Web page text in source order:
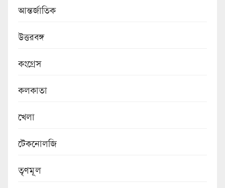
আন্তর্জাতিক
উত্তরবঙ্গ
কংগ্রেস
কলকাতা
খেলা
টেকনোলজি
তৃণমূল